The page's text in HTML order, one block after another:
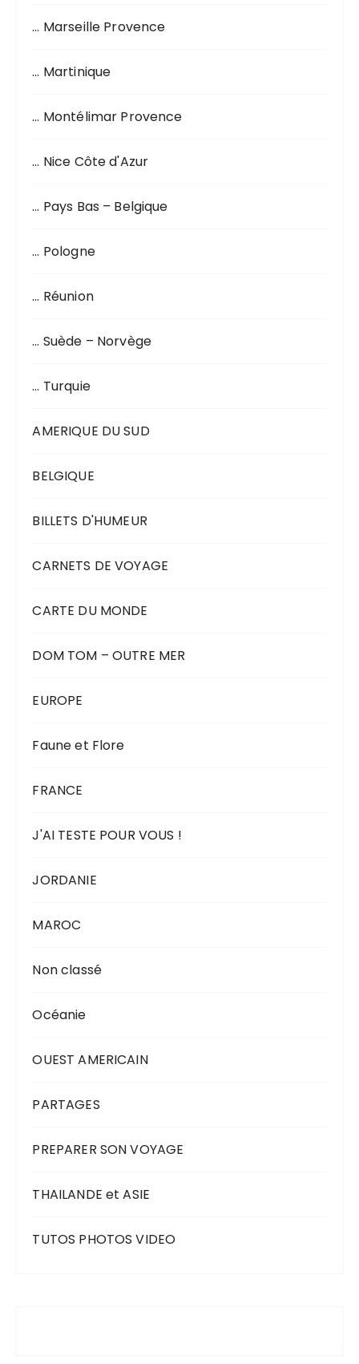
… Marseille Provence
… Martinique
… Montélimar Provence
… Nice Côte d'Azur
… Pays Bas – Belgique
… Pologne
… Réunion
… Suède – Norvège
… Turquie
AMERIQUE DU SUD
BELGIQUE
BILLETS D'HUMEUR
CARNETS DE VOYAGE
CARTE DU MONDE
DOM TOM – OUTRE MER
EUROPE
Faune et Flore
FRANCE
J'AI TESTE POUR VOUS !
JORDANIE
MAROC
Non classé
Océanie
OUEST AMERICAIN
PARTAGES
PREPARER SON VOYAGE
THAILANDE et ASIE
TUTOS PHOTOS VIDEO